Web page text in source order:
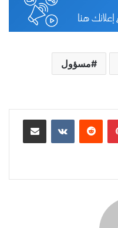
مسؤول
بينتيريست مشاركة عبر البريد